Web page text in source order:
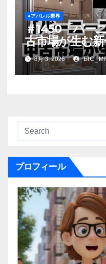
●アパレル業界
＃1450「バー
古市場が生む
8月 3, 2026
プロフィール